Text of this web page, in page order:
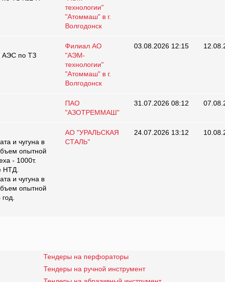
технологии"
"Атоммаш" в г.
Волгодонск
АЭС по ТЗ
Филиал АО
"АЭМ-
технологии"
"Атоммаш" в г.
Волгодонск
03.08.2026 12:15
ПАО
"АЗОТРЕММАШ"
31.07.2026 08:12
и чугуна в
опытной
- 1000т.
НТД.
и чугуна в
опытной
АО "УРАЛЬСКАЯ
СТАЛЬ"
24.07.2026 13:12
Тендеры на перфораторы
Тендеры на ручной инструмент